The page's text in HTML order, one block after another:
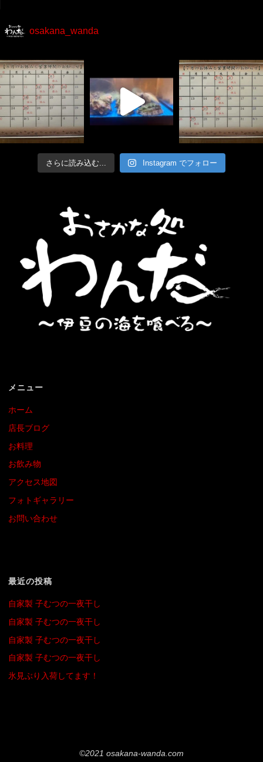
osakana_wanda
さらに読み込む... Instagram でフォロー
メニュー
ホーム
店長ブログ
お料理
お飲み物
アクセス地図
フォトギャラリー
お問い合わせ
最近の投稿
自家製 子むつの一夜干し
自家製 子むつの一夜干し
自家製 子むつの一夜干し
自家製 子むつの一夜干し
氷見ぶり入荷してます！
©2021 osakana-wanda.com